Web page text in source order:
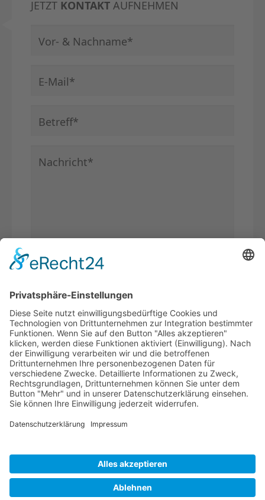
JETZT KONTAKT AUFNEHMEN
Pflichtfeld
Vor- & Nachname*
Pflichtfeld
E-Mail*
Pflichtfeld
Betreff*
Pflichtfeld
Nachricht*
die Summe aus 6 und 4?
Ich habe dieDatenschutzerklärung
gelesen und akzeptiere*
* Pflichtfelder
WERDEN SIEBVK-MITGLIED!
Profitieren Sie von exklusiven Masterclasses,